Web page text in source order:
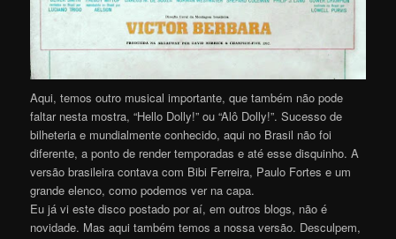
Aqui, temos outro musical importante, que também não pode
faltar nesta mostra, “Hello Dolly!” ou “Alô Dolly!”. Sucesso de
bilheteria e mundialmente conhecido, aqui no Brasil não foi
diferente, a ponto de render temporadas e até esse disquinho. A
versão brasileira contava com Bibi Ferreira, Paulo Fortes e um
grande elenco, como podemos ver na capa.
Eu já vi este disco postado por aí, em outros blogs, não é
novidade. Mas aqui também temos a nossa versão. Desculpem,